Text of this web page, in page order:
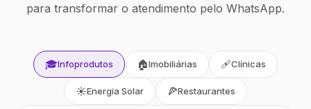
para transformar o atendimento pelo WhatsApp.
🎓Infoprodutos 🏠Imobiliárias 🩹Clínicas
☀️Energia Solar 🍕Restaurantes